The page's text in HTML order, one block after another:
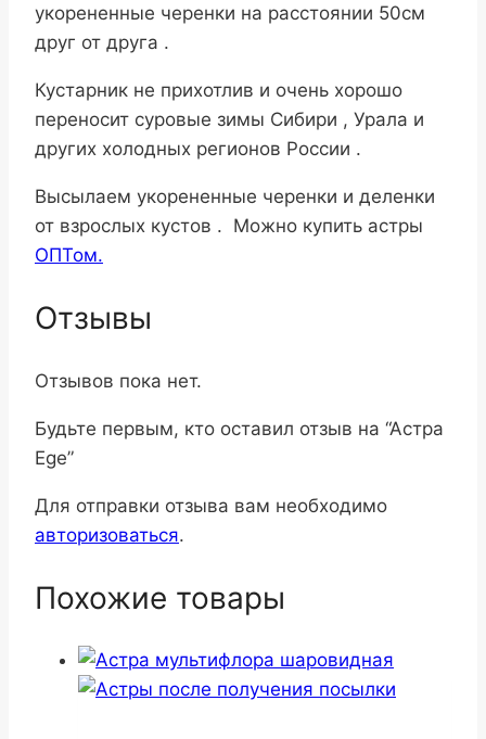
укорененные черенки на расстоянии 50см
друг от друга .
Кустарник не прихотлив и очень хорошо
переносит суровые зимы Сибири , Урала и
других холодных регионов России .
Высылаем укорененные черенки и деленки
от взрослых кустов . Можно купить астры
ОПТом.
Отзывы
Отзывов пока нет.
Будьте первым, кто оставил отзыв на “Астра
Ege”
Для отправки отзыва вам необходимо
авторизоваться.
Похожие товары